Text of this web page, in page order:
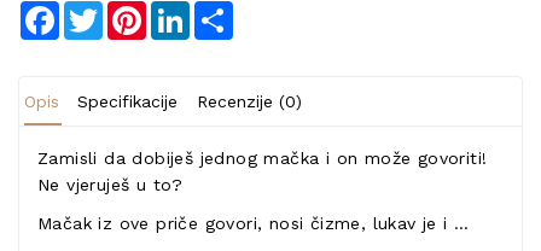
Facebook
TwitterPinterestLinkedIn
Opis Specifikacije Recenzije (0)
Zamisli da dobiješ jednog mačka i on može govoriti!
Ne vjeruješ u to?
Mačak iz ove priče govori, nosi čizme, lukav je i …